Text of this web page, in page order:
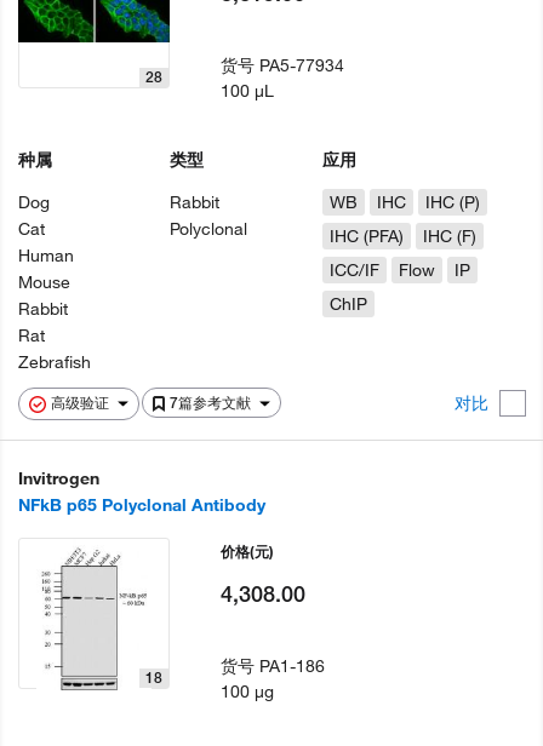
高级验证 7篇参考文献 对比
28
种属
Dog
Cat
Human
Mouse
Rabbit
Rat
Zebrafish
类型
Rabbit
Polyclonal
应用
WB
IHC
IHC (P)
IHC (PFA)
IHC (F)
ICC/IF
Flow
IP
ChIP
货号 PA5-77934
100 µL
Invitrogen
NFkB p65 Polyclonal Antibody
18
价格(元)
4,308.00
货号 PA1-186
100 µg